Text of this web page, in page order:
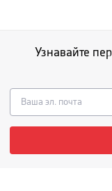
Узнавайте